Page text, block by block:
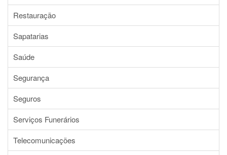
Restauração
Sapatarias
Saúde
Segurança
Seguros
Serviços Funerários
Telecomunicações